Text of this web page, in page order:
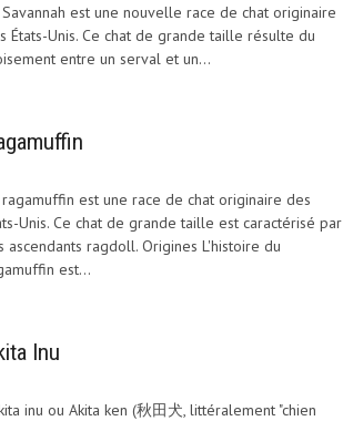
est une nouvelle race de chat originaire
États-Unis. Ce chat de grande taille résulte du
entre un serval et un...
est une race de chat originaire des
Unis. Ce chat de grande taille est caractérisé par
ascendants ragdoll. Origines L'histoire du
est...
Inu
inu ou Akita ken (秋田犬, littéralement "chien